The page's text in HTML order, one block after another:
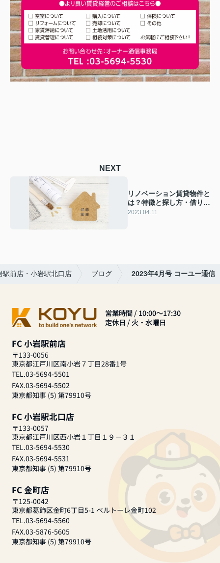
NEXT
リノベーション賃貸物件と
は？特徴と探し方・借りる
際の注意点を解説
2023.04.11
駅前店・小岩駅北口店 ブログ 2023年4月号 コーユー通信
営業時間 / 10:00～17:30
定休日 / 火・水曜日
FC 小岩駅前店
〒133-0056
東京都江戸川区南小岩７丁目28番1号
TEL.03-5694-5501
FAX.03-5694-5502
東京都知事 (5) 第79910号
FC 小岩駅北口店
〒133-0057
東京都江戸川区西小岩１丁目１９－３１
TEL.03-5694-5530
FAX.03-5694-5531
東京都知事 (5) 第79910号
FC 金町店
〒125-0042
東京都葛飾区金町6丁目5-1 ベルトーレ金町102
TEL.03-5694-5560
FAX.03-5876-5605
東京都知事 (5) 第79910号